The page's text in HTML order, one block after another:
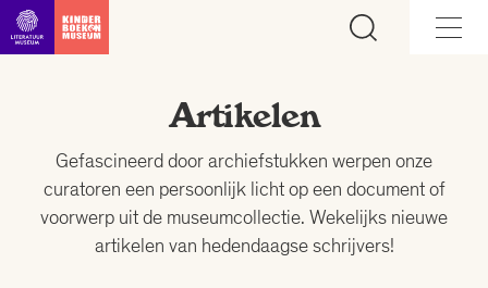
Ga direct naar inhoud
Artikelen
Gefascineerd door archiefstukken werpen onze
curatoren een persoonlijk licht op een document of
voorwerp uit de museumcollectie. Wekelijks nieuwe
artikelen van hedendaagse schrijvers!